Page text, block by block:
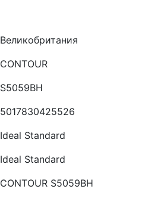
Великобритания
CONTOUR
S5059BH
5017830425526
Ideal Standard
Ideal Standard
CONTOUR S5059BH